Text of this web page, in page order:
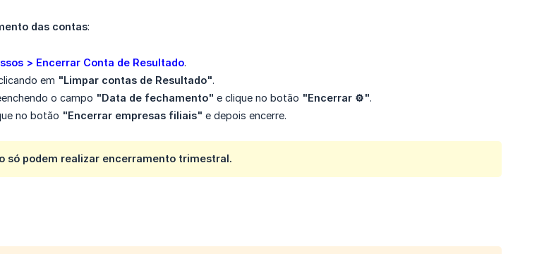
das contas:
> Encerrar Conta de Resultado.
em "Limpar contas de Resultado".
o campo "Data de fechamento" e clique no botão "Encerrar ⚙️".
no botão "Encerrar empresas filiais" e depois encerre.
só podem realizar encerramento trimestral.